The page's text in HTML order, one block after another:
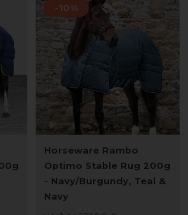
-10%
Horseware Rambo
Optimo Stable Rug 200g
- Navy/Burgundy, Teal &
Navy